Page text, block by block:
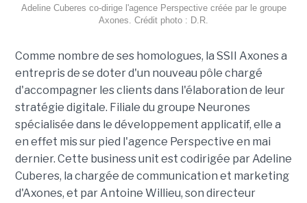
Adeline Cuberes co-dirige l'agence Perspective créée par le groupe
Axones. Crédit photo : D.R.
Comme nombre de ses homologues, la SSII Axones a
entrepris de se doter d'un nouveau pôle chargé
d'accompagner les clients dans l'élaboration de leur
stratégie digitale. Filiale du groupe Neurones
spécialisée dans le développement applicatif, elle a
en effet mis sur pied l'agence Perspective en mai
dernier. Cette business unit est codirigée par Adeline
Cuberes, la chargée de communication et marketing
d'Axones, et par Antoine Willieu, son directeur